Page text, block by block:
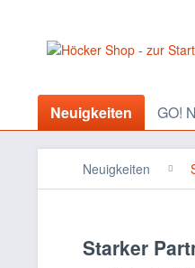
Neuigkeiten GO!
Neuigkeiten
Starker